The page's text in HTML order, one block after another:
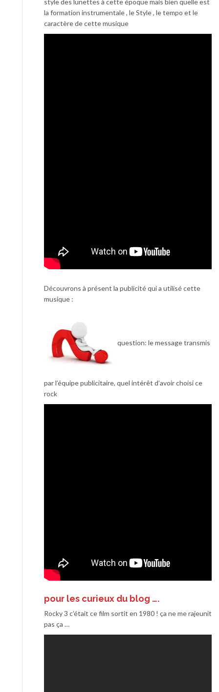
la formation instrumentale , le Style , le tempo et le
caractère de cette musique
Découvrons à présent la publicité qui a utilisé cette
musique :
question: le message transmis
par l’équipe publicitaire, quel intérêt d’avoir choisi ce
rock
pour les curieux du blog ….
Rocky 3 c’était ce film sortit en 1980 ! ça ne me rajeunit
pas ça …